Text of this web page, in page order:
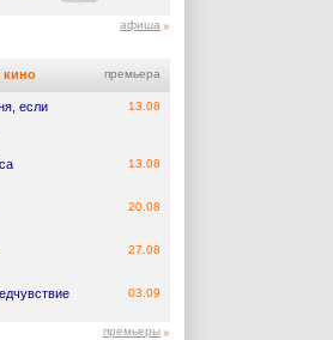
афиша
кино премьера
если
13.08
13.08
20.08
27.08
03.09
премьеры